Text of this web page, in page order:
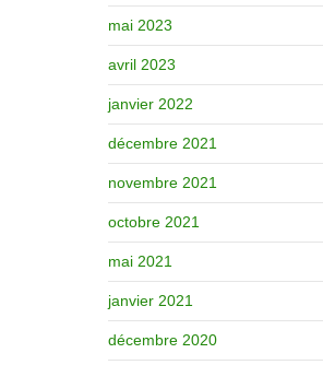
mai 2023
avril 2023
janvier 2022
décembre 2021
novembre 2021
octobre 2021
mai 2021
janvier 2021
décembre 2020